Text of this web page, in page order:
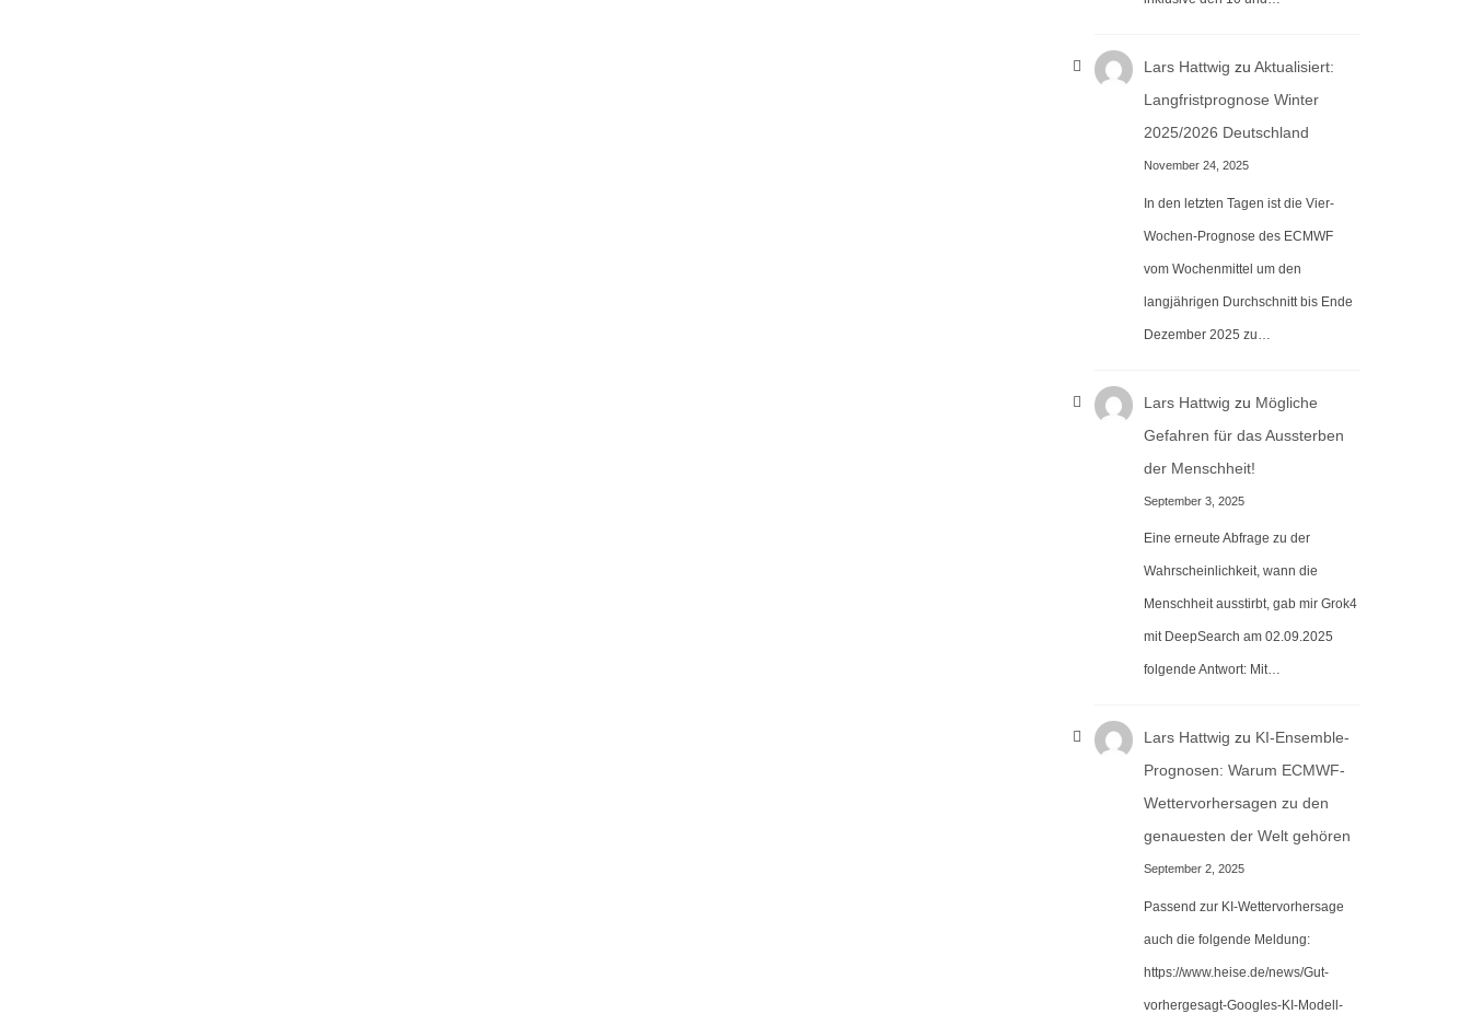
Lars Hattwig zu Aktualisiert:
Langfristprognose Winter
2025/2026 Deutschland
November 24, 2025
In den letzten Tagen ist die Vier-
Wochen-Prognose des ECMWF
vom Wochenmittel um den
langjährigen Durchschnitt bis Ende
Dezember 2025 zu…
Lars Hattwig zu Mögliche
Gefahren für das Aussterben
der Menschheit!
September 3, 2025
Eine erneute Abfrage zu der
Wahrscheinlichkeit, wann die
Menschheit ausstirbt, gab mir Grok4
mit DeepSearch am 02.09.2025
folgende Antwort: Mit…
Lars Hattwig zu KI-Ensemble-
Prognosen: Warum ECMWF-
Wettervorhersagen zu den
genauesten der Welt gehören
September 2, 2025
Passend zur KI-Wettervorhersage
auch die folgende Meldung:
https://www.heise.de/news/Gut-
vorhergesagt-Googles-KI-Modell-